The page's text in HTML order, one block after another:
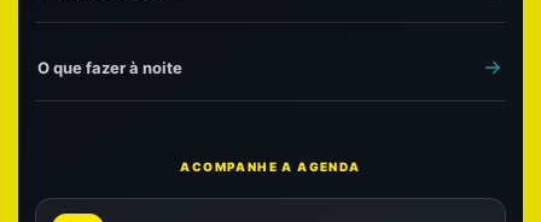
O que fazer à noite
ACOMPANHE A AGENDA